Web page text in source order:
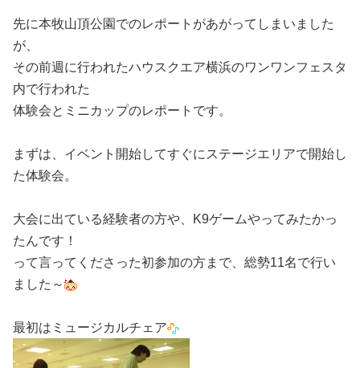
先に本牧山頂公園でのレポートがあがってしまいました
が、
その前週に行われたハウスクエア横浜のワンワンフェスタ
内で行われた
体験会とミニカップのレポートです。
まずは、イベント開始してすぐにステージエリアで開始し
た体験会。
大会に出ている経験者の方や、K9ゲームやってみたかっ
たんです！
って言ってくださった初参加の方まで、総勢11名で行い
ました～
最初はミュージカルチェア